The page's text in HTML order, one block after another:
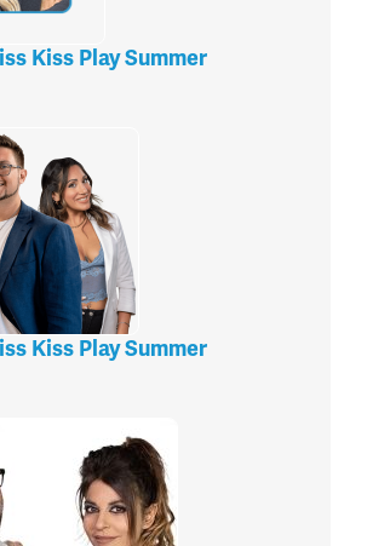
Kiss Play Summer
Kiss Play Summer